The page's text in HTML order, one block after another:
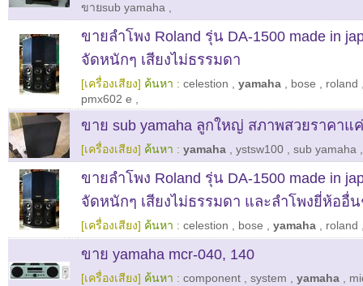
ขายsub yamaha
ขายลำโพง Roland รุ่น DA-1500 made in
จัดหนักๆ เสียงไม่ธรรมดา
[เครื่องเสียง] ค้นหา : celestion yamaha bose roland
pmx602 e
ขาย sub yamaha ลูกใหญ่ สภาพสวยราคาแค่
[เครื่องเสียง] ค้นหา : yamaha ystsw100 sub yamaha
ขายลำโพง Roland รุ่น DA-1500 made in
จัดหนักๆ เสียงไม่ธรรมดา และลำโพงยี่ห้ออื่น
[เครื่องเสียง] ค้นหา : celestion bose yamaha roland
ขาย yamaha mcr-040, 140
[เครื่องเสียง] ค้นหา : component system yamaha